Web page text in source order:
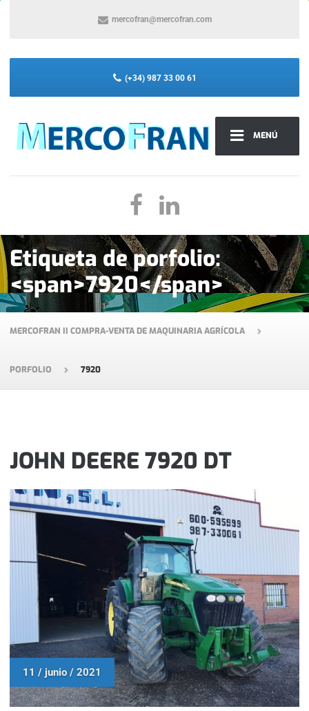
MENÚ
mercofran@mercofran.com
(+34) 987 33 00 61
Etiqueta de porfolio:
<span>7920</span>
MERCOFRAN II COMPRA-VENTA DE MAQUINARIA AGRÍCOLA
PORFOLIO 7920
JOHN DEERE 7920 DT
11 / junio / 2021